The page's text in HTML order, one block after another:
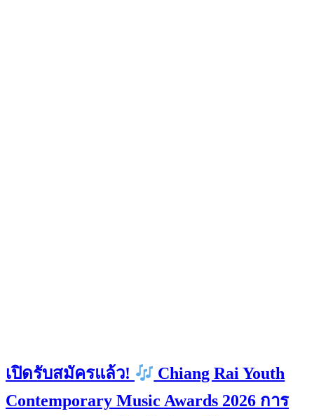
เปิดรับสมัครแล้ว!
Chiang Rai Youth
Contemporary Music Awards 2026 การ